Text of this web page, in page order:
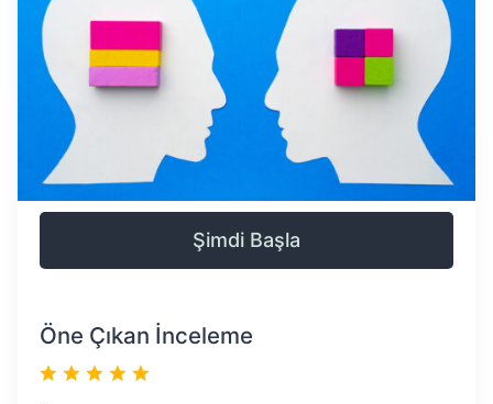
Şimdi Başla
Öne Çıkan İnceleme